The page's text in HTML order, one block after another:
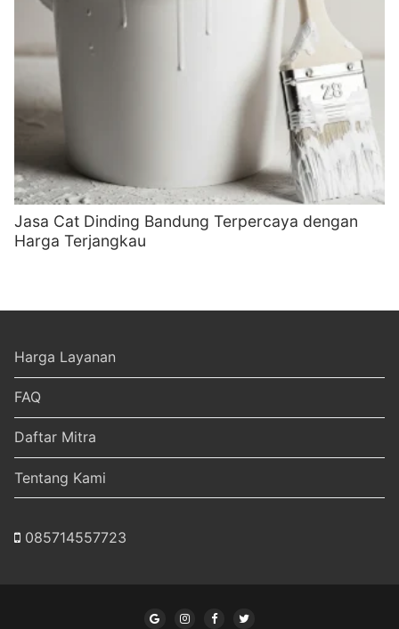
Jasa Cat Dinding Bandung Terpercaya dengan
Harga Terjangkau
Harga Layanan
FAQ
Daftar Mitra
Tentang Kami
085714557723